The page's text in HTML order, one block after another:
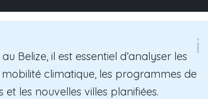
Belize, il est essentiel d’analyser les
climatique, les programmes de
les nouvelles villes planifiées.